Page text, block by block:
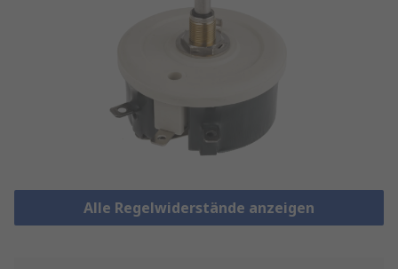
Alle Regelwiderstände anzeigen